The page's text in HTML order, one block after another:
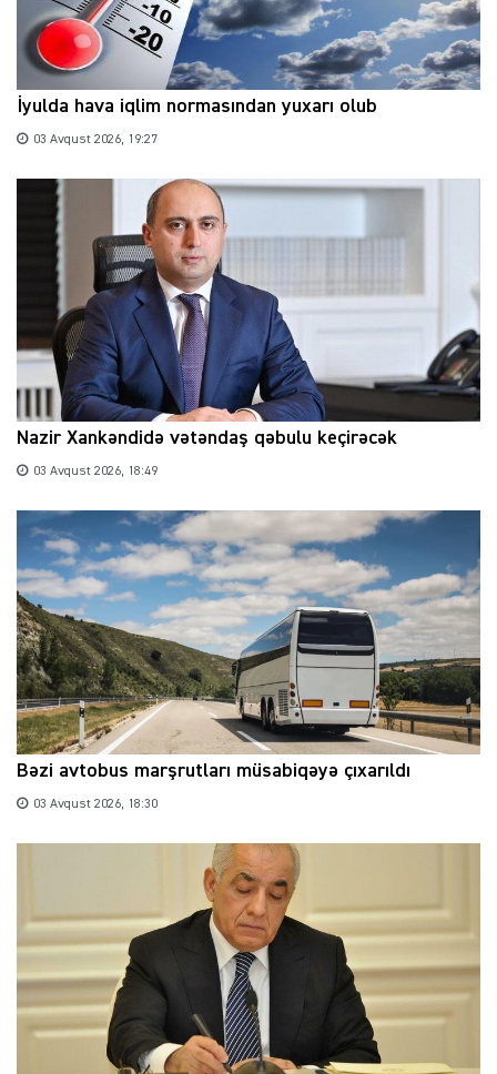
İyulda hava iqlim normasından yuxarı olub
03 Avqust 2026, 19:27
Nazir Xankəndidə vətəndaş qəbulu keçirəcək
03 Avqust 2026, 18:49
Bəzi avtobus marşrutları müsabiqəyə çıxarıldı
03 Avqust 2026, 18:30